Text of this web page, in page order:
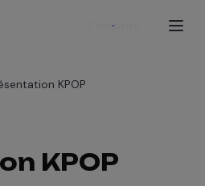
S'inscrire
KPOP
KPOP